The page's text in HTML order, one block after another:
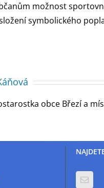
možnost
symbolického
obce Březí a